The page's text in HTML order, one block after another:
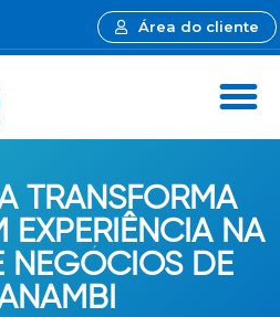
Área do cliente
TRANSFORMA
EXPERIÊNCIA NA
NEGÓCIOS DE